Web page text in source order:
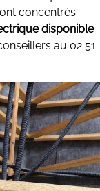
concentrés.
disponible
au 02 51